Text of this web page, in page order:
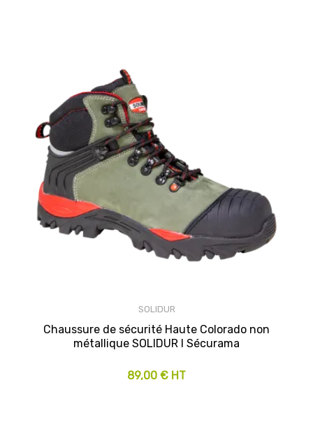
SOLIDUR
Chaussure de sécurité Haute Colorado non
métallique SOLIDUR l Sécurama
89,00 € HT